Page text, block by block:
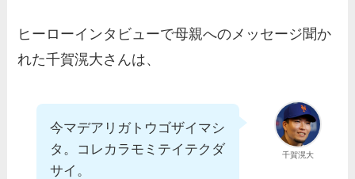
ヒーローインタビューで母親へのメッセージ聞か
れた千賀滉大さんは、
千賀滉大
今マデアリガトウゴザイマシ
タ。コレカラモミテイテクダ
サイ。